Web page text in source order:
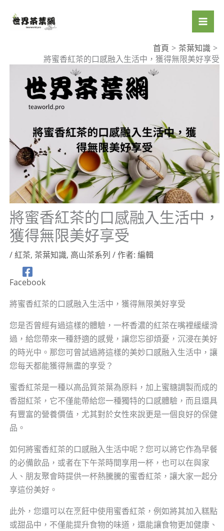
首頁
茶葉知識
將蜜香紅茶的口感融入生活中，獲得無限美好享受
將蜜香紅茶的口感融入生活中，
獲得無限美好享受
/紅茶, 茶葉知識, 高山茶系列 / 作者: 編輯
Facebook
將蜜香紅茶的口感融入生活中，獲得無限美好享受
您是否曾經有過這樣的體驗，一杯香濃的紅茶在嘴裡緩緩滑
過，給您帶來一種舒適的感覺，讓您忘卻煩憂，沉浸在美好
的時光中。那您可曾試過將這樣的美妙口感融入生活中，讓
您每天都能獲得無盡的享受？
蜜香紅茶是一種以高品質茶葉為原料，加上蜜糖調製而成的
香甜紅茶，它不僅能帶給您一種獨特的口感體驗，而且還具
有豐富的營養價值，尤其對於女性來說更是一個良好的保健
品。
如何將蜜香紅茶的口感融入生活中呢？您可以將它作為早餐
的必備飲品，或者在下午茶時間享用一杯，也可以在與家
人、朋友聚會時提供一杯熱騰騰的蜜香紅茶，讓大家一起分
享這份美好。
此外，您還可以在烹飪中使用蜜香紅茶，例如將其加入糕點
或甜品中，不僅能提升食物的味道，還能讓食物更加健康、